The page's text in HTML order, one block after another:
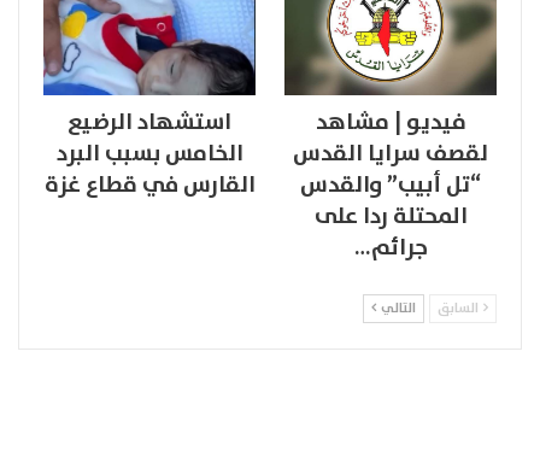
فيديو | مشاهد
لقصف سرايا القدس
“تل أبيب” والقدس
المحتلة ردا على
جرائم…
استشهاد الرضيع
الخامس بسبب البرد
القارس في قطاع غزة
السابق التالي